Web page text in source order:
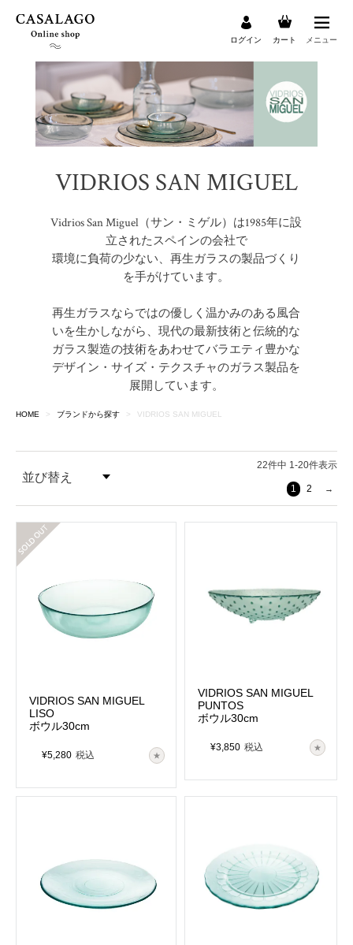
ログイン カート メニュー
VIDRIOS SAN MIGUEL
Vidrios San Miguel（サン・ミゲル）は1985年に設
立されたスペインの会社で
環境に負荷の少ない、再生ガラスの製品づくり
を手がけています。
再生ガラスならではの優しく温かみのある風合
いを生かしながら、現代の最新技術と伝統的な
ガラス製造の技術をあわせてバラエティ豊かな
デザイン・サイズ・テクスチャのガラス製品を
展開しています。
HOME ブランドから探す VIDRIOS SAN MIGUEL
検索
並び替え
価格が安い順
価格が高い順
22件中 1 -20件表示
1 2
VIDRIOS SAN MIGUEL
LISO
ボウル30cm
¥5,280 税込
在庫切れ
VIDRIOS SAN MIGUEL
PUNTOS
ボウル30cm
¥3,850 税込